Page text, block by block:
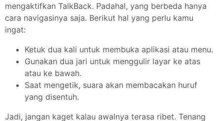
mengaktifkan TalkBack. Padahal, yang berbeda hanya
cara navigasinya saja. Berikut hal yang perlu kamu
ingat:
Ketuk dua kali untuk membuka aplikasi atau menu.
Gunakan dua jari untuk menggulir layar ke atas
atau ke bawah.
Saat mengetik, suara akan membacakan huruf
yang disentuh.
Jadi, jangan kaget kalau awalnya terasa ribet. Tenang